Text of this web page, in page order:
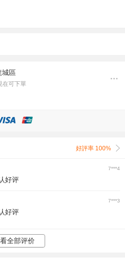
城區
在可下單
好評率 100%
7***4
好评
7***3
好评
全部评价